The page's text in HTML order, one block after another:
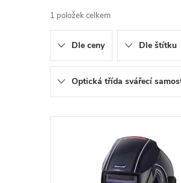
1 položek celkem
Dle ceny Dle štítku
Optická třída svářecí
Výpis